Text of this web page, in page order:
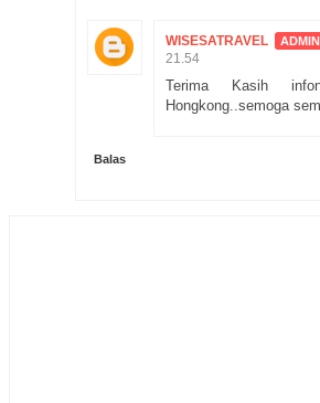
WISESATRAVEL
21.54
Terima Kasih
Hongkong..semoga
Balas